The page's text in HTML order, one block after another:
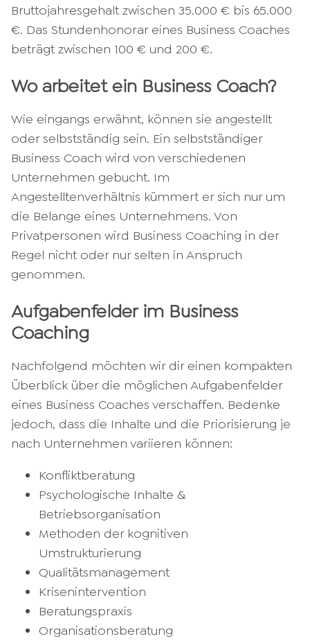
Bruttojahresgehalt zwischen 35.000 € bis 65.000
€. Das Stundenhonorar eines Business Coaches
beträgt zwischen 100 € und 200 €.
Wo arbeitet ein Business Coach?
Wie eingangs erwähnt, können sie angestellt
oder selbstständig sein. Ein selbstständiger
Business Coach wird von verschiedenen
Unternehmen gebucht. Im
Angestelltenverhältnis kümmert er sich nur um
die Belange eines Unternehmens. Von
Privatpersonen wird Business Coaching in der
Regel nicht oder nur selten in Anspruch
genommen.
Aufgabenfelderim Business
Coaching
Nachfolgend möchten wir dir einen kompakten
Überblick über die möglichen Aufgabenfelder
eines Business Coaches verschaffen. Bedenke
jedoch, dass die Inhalte und die Priorisierung je
nach Unternehmen variieren können:
Konfliktberatung
Psychologische Inhalte &
Betriebsorganisation
Methoden der kognitiven
Umstrukturierung
Qualitätsmanagement
Krisenintervention
Beratungspraxis
Organisationsberatung